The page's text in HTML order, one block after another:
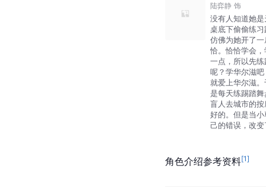
陆弈静 饰
没有人知道她
桌底下偷偷练
仿佛为她开了
恰。恰恰学会
一点，所以先
呢？学华尔滋
就爱上华尔滋
是每天练踢踏
盲人去城市的
好的。但是当
己的错误，改
角色介绍参考资料[1]